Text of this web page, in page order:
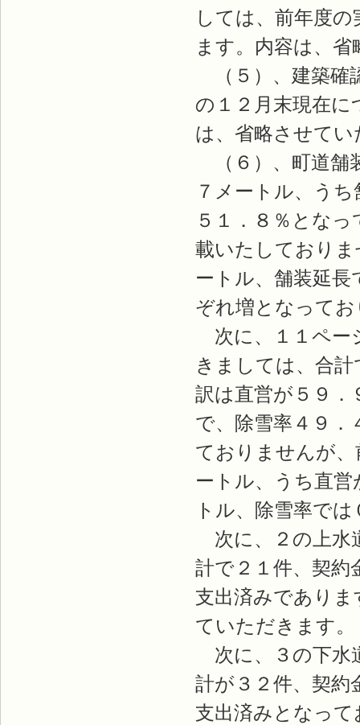
しては、前年度
ます。内容は、
（５）、建築確
の１２月末現在
は、省略させて
（６）、町道舗
７メートル、う
５１．８％とな
載いたしており
ートル、舗装延
ぞれ増となって
次に、１１ペー
きましては、合
訳は直営が５９．
で、除雪率４９
ておりませんが
ートル、うち直
トル、除雪率で
次に、２の上水
計で２１件、契約
支出済みであり
ていただきます。
次に、３の下水
計が３２件、契約
支出済みとなっ